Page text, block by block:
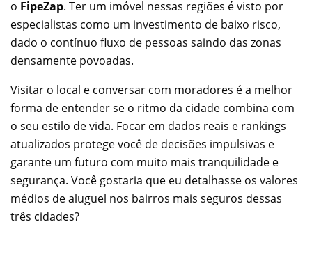
o FipeZap. Ter um imóvel nessas regiões é visto por
especialistas como um investimento de baixo risco,
dado o contínuo fluxo de pessoas saindo das zonas
densamente povoadas.
Visitar o local e conversar com moradores é a melhor
forma de entender se o ritmo da cidade combina com
o seu estilo de vida. Focar em dados reais e rankings
atualizados protege você de decisões impulsivas e
garante um futuro com muito mais tranquilidade e
segurança. Você gostaria que eu detalhasse os valores
médios de aluguel nos bairros mais seguros dessas
três cidades?